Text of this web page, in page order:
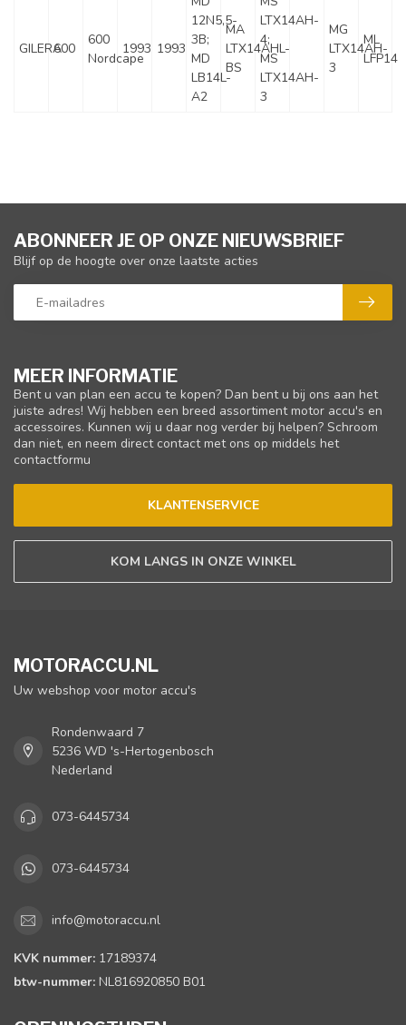
GILERA600
600
Nordcape
1993 1993
12N5,5-
3B;
MD
LB14L-
A2
MA
LTX14AHL-
BS
LTX14AH-
4;
MS
LTX14AH-
3
MG
LTX14AH-
3
ML
LFP14
MEER INFORMATIE
Bent u van plan een accu te kopen? Dan bent u bij ons aan het
juiste adres! Wij hebben een breed assortiment motor accu's en
accessoires. Kunnen wij u daar nog verder bij helpen? Schroom
dan niet, en neem direct contact met ons op middels het
contactformu
KLANTENSERVICE
KOM LANGS IN ONZE WINKEL
ABONNEER JE OP ONZE NIEUWSBRIEF
Blijf op de hoogte over onze laatste acties
MOTORACCU.NL
Uw webshop voor motor accu's
Rondenwaard 7
5236 WD 's-Hertogenbosch
Nederland
073-6445734
073-6445734
info@motoraccu.nl
KVK nummer: 17189374
btw-nummer: NL816920850 B01